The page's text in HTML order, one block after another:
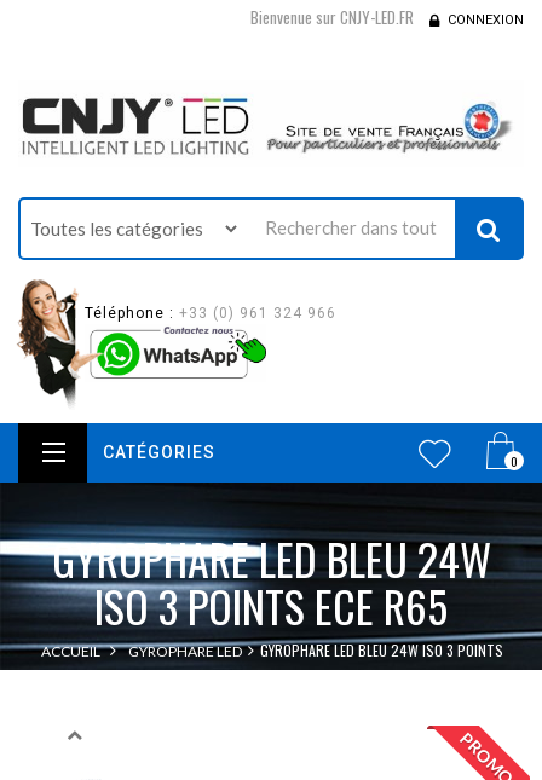
Bienvenue sur CNJY-LED.FR CONNEXION
Téléphone : +33 (0) 961 324 966
0
CATÉGORIES
GYROPHARE LED BLEU 24W
ISO 3 POINTS ECE R65
ACCUEIL GYROPHARE LED
GYROPHARE LED BLEU 24W ISO 3 POINTS
PROMO !